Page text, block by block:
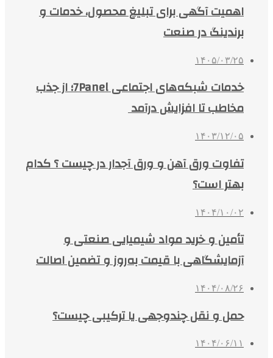
اهمیت آگهی برای تبلیغ محصول، خدمات و
برندینگ در صنعت
۱۴۰۵/۰۳/۲۵
خدمات شبکه‌های اجتماعی 7Panel؛ از جذب
مخاطب تا افزایش درآمد
۱۴۰۳/۱۲/۰۵
تفاوت ورق آهن و ورق آجدار در چیست ؟ کدام
بهتر است؟
۱۴۰۴/۱۰/۰۲
تأمین و خرید مواد شیمیایی صنعتی و
آزمایشگاهی با قیمت به‌روز و تضمین اصالت
۱۴۰۴/۰۸/۲۶
حمل و نقل چندوجهی یا ترکیبی چیست؟
۱۴۰۴/۰۶/۱۱